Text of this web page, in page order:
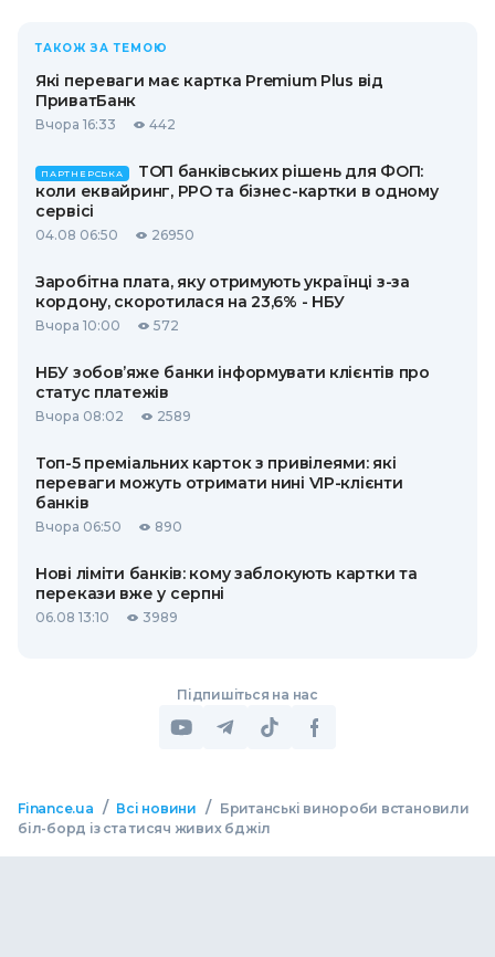
ТАКОЖ ЗА ТЕМОЮ
Які переваги має картка Premium Plus від
ПриватБанк
Вчора 16:33 442
ПАРТНЕРСЬКА
ТОП банківських рішень для ФОП:
коли еквайринг, РРО та бізнес-картки в одному
сервісі
04.08 06:50 26950
Заробітна плата, яку отримують українці з-за
кордону, скоротилася на 23,6% - НБУ
Вчора 10:00 572
НБУ зобов’яже банки інформувати клієнтів про
статус платежів
Вчора 08:02 2589
Топ-5 преміальних карток з привілеями: які
переваги можуть отримати нині VIP-клієнти
банків
Вчора 06:50 890
Нові ліміти банків: кому заблокують картки та
перекази вже у серпні
06.08 13:10 3989
Підпишіться на нас
Finance.ua / Всі новини /
Британські винороби встановили
біл-борд із ста тисяч живих бджіл